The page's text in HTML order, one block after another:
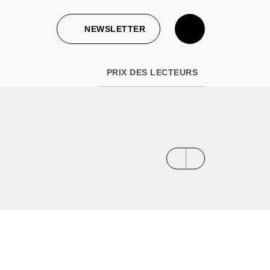
NEWSLETTER
PRIX DES LECTEURS